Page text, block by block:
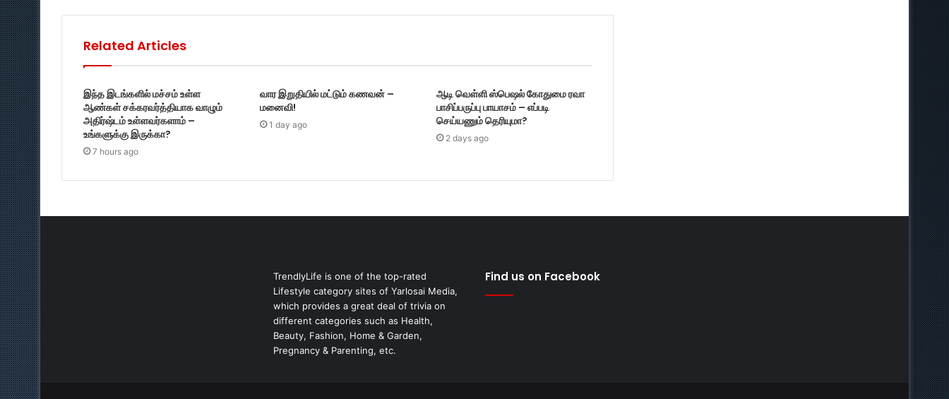
Related Articles
இந்த இடங்களில் மச்சம் உள்ள
ஆண்கள் சக்கரவர்த்தியாக வாழும்
அதிர்ஷ்டம் உள்ளவர்களாம் –
உங்களுக்கு இருக்கா?
7 hours ago
வார இறுதியில் மட்டும் கணவன் –
மனைவி!
1 day ago
ஆடி வெள்ளி ஸ்பெஷல் கோதுமை ரவா
பாசிப்பருப்பு பாயாசம் – எப்படி
செய்யணும் தெரியுமா?
2 days ago
TrendlyLife is one of the top-rated
Lifestyle category sites of Yarlosai Media,
which provides a great deal of trivia on
different categories such as Health,
Beauty, Fashion, Home & Garden,
Pregnancy & Parenting, etc.
Find us on Facebook